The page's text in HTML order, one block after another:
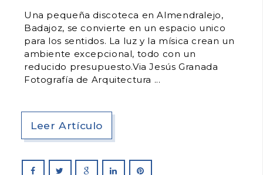
Una pequeña discoteca en Almendralejo,
Badajoz, se convierte en un espacio unico
para los sentidos. La luz y la mísica crean un
ambiente excepcional, todo con un
reducido presupuesto.Via Jesús Granada
Fotografía de Arquitectura
Leer Artículo